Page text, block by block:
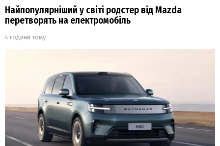
Найпопулярніший у світі родстер від Mazda
перетворять на електромобіль
4 години тому